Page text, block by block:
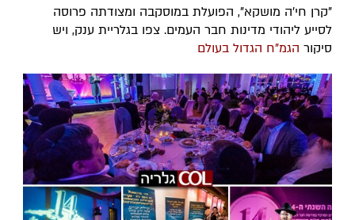
"קרן חי'ה מושקא", הפועלת במוסקבה ומצודתה פרוסה
לסייע ליהודי מדינות חבר העמים. צפו בגלריית ענק, ויש
סיקור הגמ"ח הגדול בעולם